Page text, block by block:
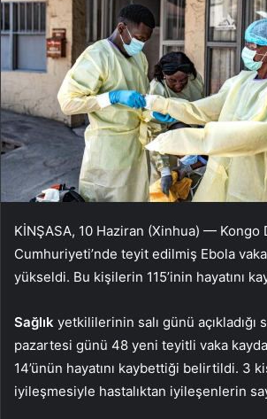
KİNŞASA, 10 Haziran (Xinhua) — Kongo
Cumhuriyeti’nde teyit edilmiş Ebola
yükseldi. Bu kişilerin 115’inin hayatını
Sağlık yetkililerinin salı günü
pazartesi günü 48 yeni teyitli vaka
14’ünün hayatını kaybettiği belirtildi. 3
iyileşmesiyle hastalıktan iyileşenlerin